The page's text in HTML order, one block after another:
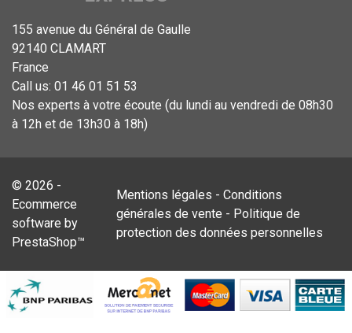
155 avenue du Général de Gaulle
92140 CLAMART
France
Call us: 01 46 01 51 53
Nos experts à votre écoute (du lundi au vendredi de 08h30
à 12h et de 13h30 à 18h)
© 2026 -
Ecommerce
software by
PrestaShop™
Mentions légales -Conditions
générales de vente - Politique de
protection des données personnelles